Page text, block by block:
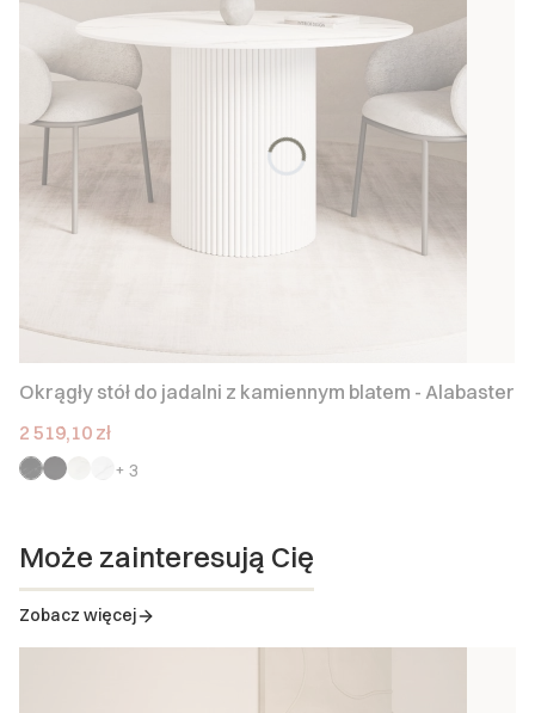
Okrągły stół do jadalni z kamiennym blatem - Alabaster
Cena promocyjna
2 519,10 zł
+ 3
Może zainteresują Cię
Zobacz więcej